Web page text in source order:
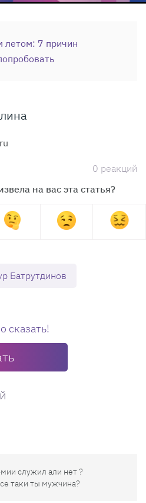
летом: 7 причин
0 реакций
на вас эта статья?
Батрутдинов
сказать!
служил али нет ?
таки ты мужчина?